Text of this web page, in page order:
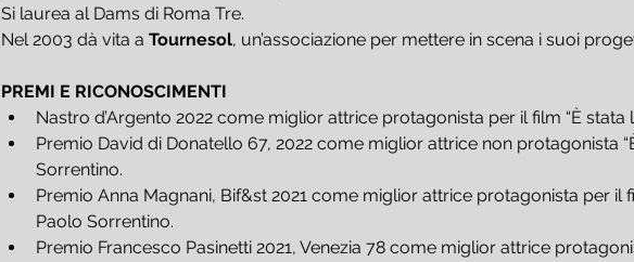
Si laurea al Dams di Roma Tre.
Nel 2003 dà vita a Tournesol, un’associazione per mettere in scena i suoi
PREMI E RICONOSCIMENTI
Nastro d’Argento 2022 come miglior attrice protagonista per il film “È stata
Premio David di Donatello 67, 2022 come miglior attrice non protagonista
Sorrentino.
Premio Anna Magnani, Bif&st 2021 come miglior attrice protagonista per il
Paolo Sorrentino.
Premio Francesco Pasinetti 2021, Venezia 78 come miglior attrice